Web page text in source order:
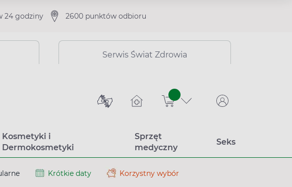
24 godziny 2600 punktów odbioru
Serwis Świat Zdrowia
sztuk
Kosmetyki i
Dermokosmetyki
Sprzęt
medyczny
Seks
Krótkie daty Korzystny wybór